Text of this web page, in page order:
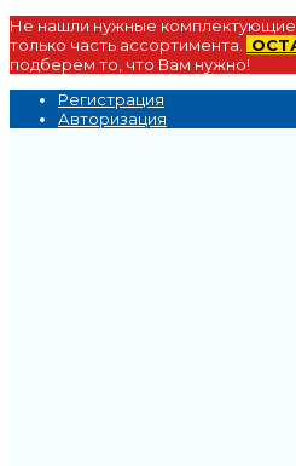
Не нашли нужные
только часть ассортимента.
подберем то, что Вам нужно!
Регистрация
Авторизация